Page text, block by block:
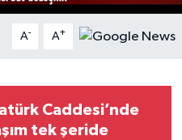
A- A+
Caddesi’nde
tek şeride